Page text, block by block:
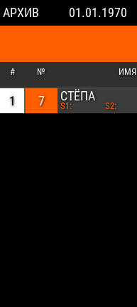
АРХИВ 01.01.1970
# № ИМЯ
1 7 СТЁПА
S1: S2: